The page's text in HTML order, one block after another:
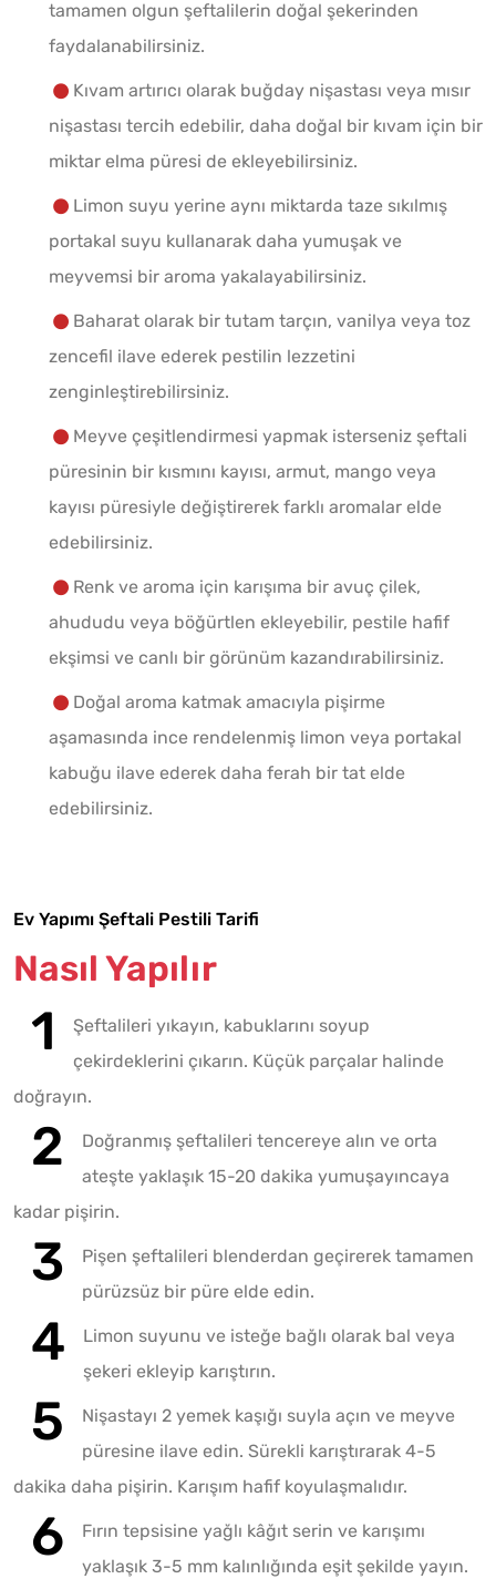
tamamen olgun şeftalilerin doğal şekerinden
faydalanabilirsiniz.
Kıvam artırıcı olarak buğday nişastası veya mısır
nişastası tercih edebilir, daha doğal bir kıvam için bir
miktar elma püresi de ekleyebilirsiniz.
Limon suyu yerine aynı miktarda taze sıkılmış
portakal suyu kullanarak daha yumuşak ve
meyvemsi bir aroma yakalayabilirsiniz.
Baharat olarak bir tutam tarçın, vanilya veya toz
zencefil ilave ederek pestilin lezzetini
zenginleştirebilirsiniz.
Meyve çeşitlendirmesi yapmak isterseniz şeftali
püresinin bir kısmını kayısı, armut, mango veya
kayısı püresiyle değiştirerek farklı aromalar elde
edebilirsiniz.
Renk ve aroma için karışıma bir avuç çilek,
ahududu veya böğürtlen ekleyebilir, pestile hafif
ekşimsi ve canlı bir görünüm kazandırabilirsiniz.
Doğal aroma katmak amacıyla pişirme
aşamasında ince rendelenmiş limon veya portakal
kabuğu ilave ederek daha ferah bir tat elde
edebilirsiniz.
Ev Yapımı Şeftali Pestili Tarifi
Nasıl Yapılır
Şeftalileri yıkayın, kabuklarını soyup
çekirdeklerini çıkarın. Küçük parçalar halinde
doğrayın.
Doğranmış şeftalileri tencereye alın ve orta
ateşte yaklaşık 15-20 dakika yumuşayıncaya
kadar pişirin.
Pişen şeftalileri blenderdan geçirerek tamamen
pürüzsüz bir püre elde edin.
Limon suyunu ve isteğe bağlı olarak bal veya
şekeri ekleyip karıştırın.
Nişastayı 2 yemek kaşığı suyla açın ve meyve
püresine ilave edin. Sürekli karıştırarak 4-5
dakika daha pişirin. Karışım hafif koyulaşmalıdır.
Fırın tepsisine yağlı kâğıt serin ve karışımı
yaklaşık 3-5 mm kalınlığında eşit şekilde yayın.